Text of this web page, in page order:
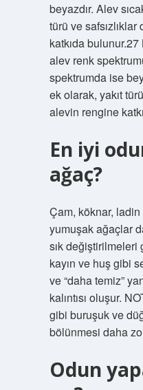
beyazdır. Alev
türü ve
katkıda
alev renk
spektrumda ise
ek olarak, yakıt
alevin rengine
En iyi
ağaç?
Çam, köknar,
yumuşak ağaçlar
sık değiştirilmeleri
kayın ve huş gibi
ve “daha temiz”
kalıntısı oluşur.
gibi buruşuk ve
bölünmesi daha
Odun